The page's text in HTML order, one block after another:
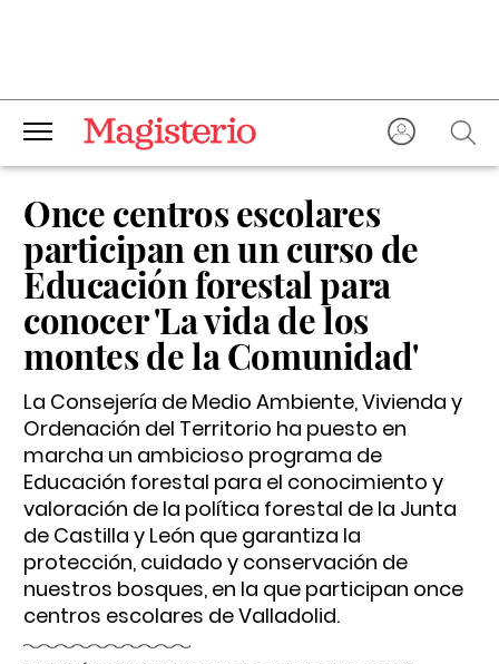
Once centros escolares
participan en un curso de
Educación forestal para
conocer 'La vida de los
montes de la Comunidad'
La Consejería de Medio Ambiente, Vivienda y
Ordenación del Territorio ha puesto en
marcha un ambicioso programa de
Educación forestal para el conocimiento y
valoración de la política forestal de la Junta
de Castilla y León que garantiza la
protección, cuidado y conservación de
nuestros bosques, en la que participan once
centros escolares de Valladolid.